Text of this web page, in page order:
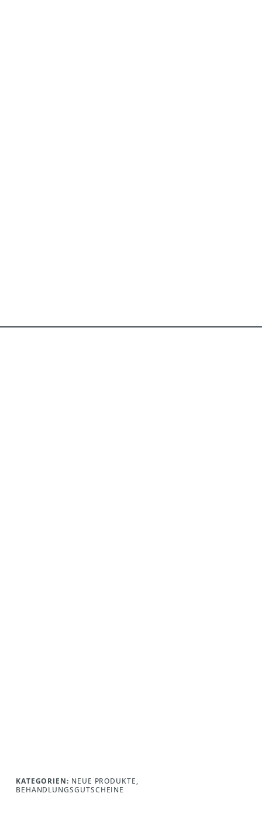
KATEGORIEN: NEUE PRODUKTE,
BEHANDLUNGSGUTSCHEINE